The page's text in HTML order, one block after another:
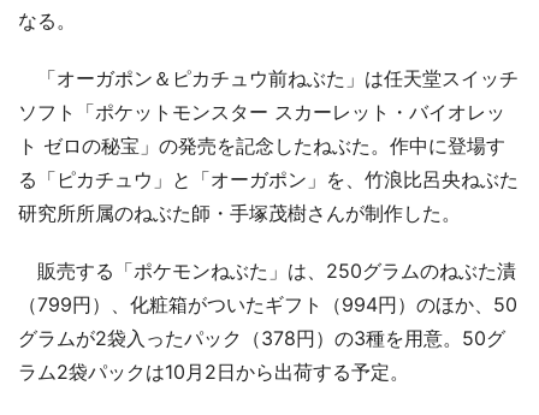
なる。
「オーガポン＆ピカチュウ前ねぶた」は任天堂スイッチ
ソフト「ポケットモンスター スカーレット・バイオレッ
ト ゼロの秘宝」の発売を記念したねぶた。作中に登場す
る「ピカチュウ」と「オーガポン」を、竹浪比呂央ねぶた
研究所所属のねぶた師・手塚茂樹さんが制作した。
販売する「ポケモンねぶた」は、250グラムのねぶた漬
（799円）、化粧箱がついたギフト（994円）のほか、50
グラムが2袋入ったパック（378円）の3種を用意。50グ
ラム2袋パックは10月2日から出荷する予定。